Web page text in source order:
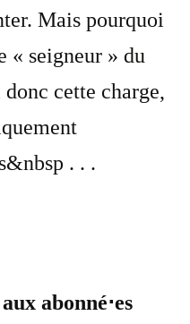
Mais pourquoi
« seigneur » du
cette charge,
. . .
abonné⋅es